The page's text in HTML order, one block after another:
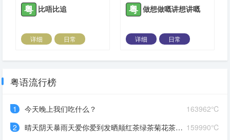
粤 比唔比追
详细
日常
粤 做想做嘅讲想讲嘅
详细
日常
粤语流行榜
163962℃
1
今天晚上我们吃什么？
159990℃
2
晴天阴天暴雨天爱你爱到发晒颠红茶绿茶菊花茶爱你爱到蒙查查